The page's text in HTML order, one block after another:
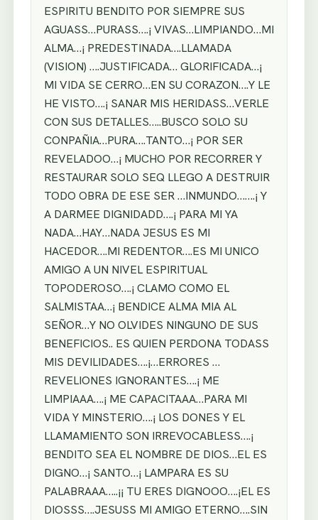
ESPIRITU BENDITO POR SIEMPRE SUS
AGUASS…PURASS….¡ VIVAS…LIMPIANDO…MI
ALMA…¡ PREDESTINADA….LLAMADA
(VISION) ….JUSTIFICADA… GLORIFICADA…¡
MI VIDA SE CERRO…EN SU CORAZON….Y LE
HE VISTO….¡ SANAR MIS HERIDASS…VERLE
CON SUS DETALLES…..BUSCO SOLO SU
CONPAÑIA…PURA….TANTO…¡ POR SER
REVELADOO…¡ MUCHO POR RECORRER Y
RESTAURAR SOLO SEQ LLEGO A DESTRUIR
TODO OBRA DE ESE SER …INMUNDO…….¡ Y
A DARMEE DIGNIDADD….¡ PARA MI YA
NADA…HAY…NADA JESUS ES MI
HACEDOR….MI REDENTOR….ES MI UNICO
AMIGO A UN NIVEL ESPIRITUAL
TOPODEROSO….¡ CLAMO COMO EL
SALMISTAA…¡ BENDICE ALMA MIA AL
SEÑOR…Y NO OLVIDES NINGUNO DE SUS
BENEFICIOS.. ES QUIEN PERDONA TODASS
MIS DEVILIDADES….¡…ERRORES …
REVELIONES IGNORANTES….¡ ME
LIMPIAAA….¡ ME CAPACITAAA…PARA MI
VIDA Y MINSTERIO….¡ LOS DONES Y EL
LLAMAMIENTO SON IRREVOCABLESS….¡
BENDITO SEA EL NOMBRE DE DIOS…EL ES
DIGNO…¡ SANTO…¡ LAMPARA ES SU
PALABRAAA…..¡¡ TU ERES DIGNOOO….¡EL ES
DIOSSS….JESUSS MI AMIGO ETERNO….SIN